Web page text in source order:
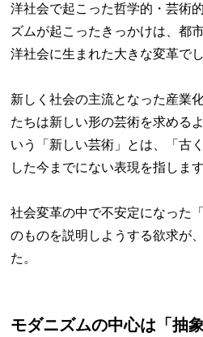
洋社会で起こった哲学的・芸術
ズムが起こったきっかけは、都
洋社会に生まれた大きな変革でし
新しく社会の主流となった産業
たちは新しい形の芸術を求める
いう「新しい芸術」とは、「古
した今までにない表現を指します
社会変革の中で不安定になった
のものを説明しようする欲求が
た。
モダニズムの中心は「抽象